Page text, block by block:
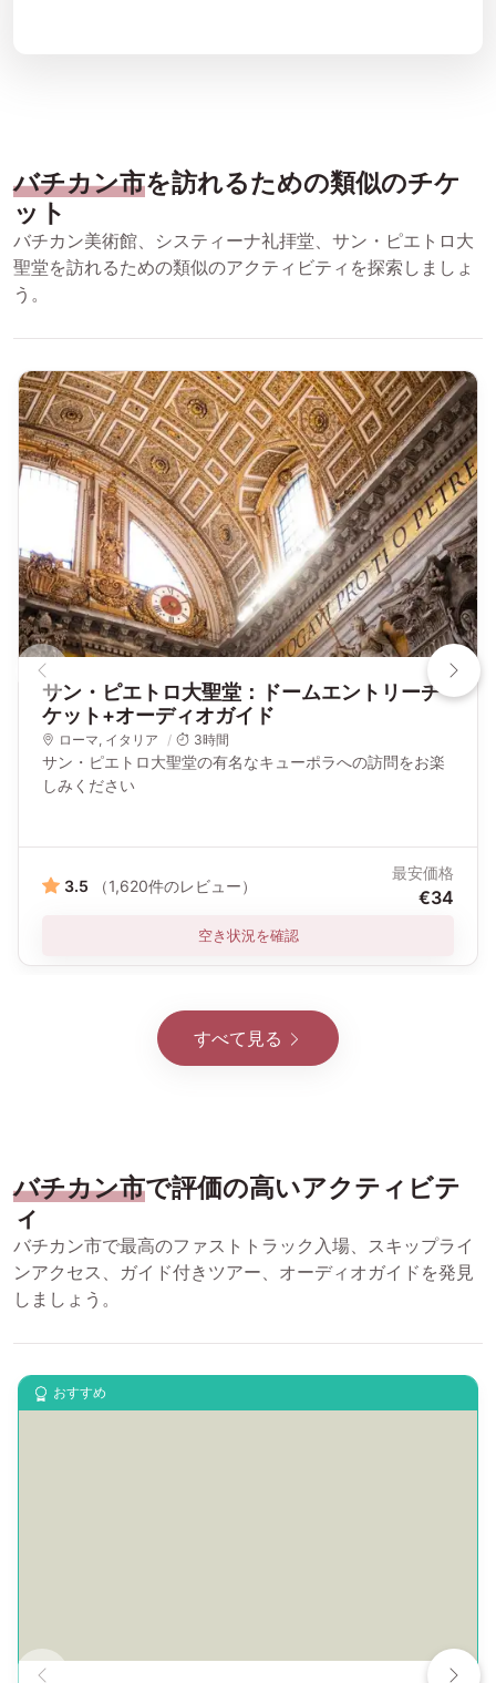
バチカン市を訪れるための類似のチケ
ット
バチカン美術館、システィーナ礼拝堂、サン・ピエトロ大
聖堂を訪れるための類似のアクティビティを探索しましょ
う。
サン・ピエトロ大聖堂：ドームエントリーチ
ケット+オーディオガイド
ローマ イタリア 3時間
サン・ピエトロ大聖堂の有名なキューポラへの訪問をお楽
しみください
3.5 （1,620件のレビュー）
最安価格
€34
空き状況を確認
すべて見る
バチカン市で評価の高いアクティビテ
ィ
バチカン市で最高のファストトラック入場、スキップライ
ンアクセス、ガイド付きツアー、オーディオガイドを発見
しましょう。
おすすめ